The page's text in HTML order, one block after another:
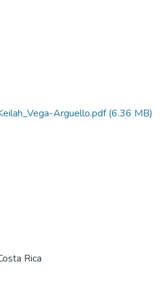
Arguello.pdf(6.36 MB)
Rica